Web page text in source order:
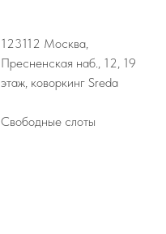
123112 Москва,
Пресненская наб., 12, 19
этаж, коворкинг Sreda
Свободные слоты